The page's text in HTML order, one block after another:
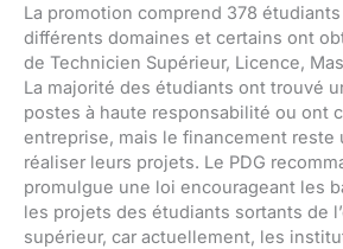
La promotion comprend 378
différents domaines et certains ont
de Technicien Supérieur, Licence,
La majorité des étudiants ont trouvé
postes à haute responsabilité ou ont
entreprise, mais le financement reste
réaliser leurs projets. Le PDG
promulgue une loi encourageant les
les projets des étudiants sortants de
supérieur, car actuellement, les